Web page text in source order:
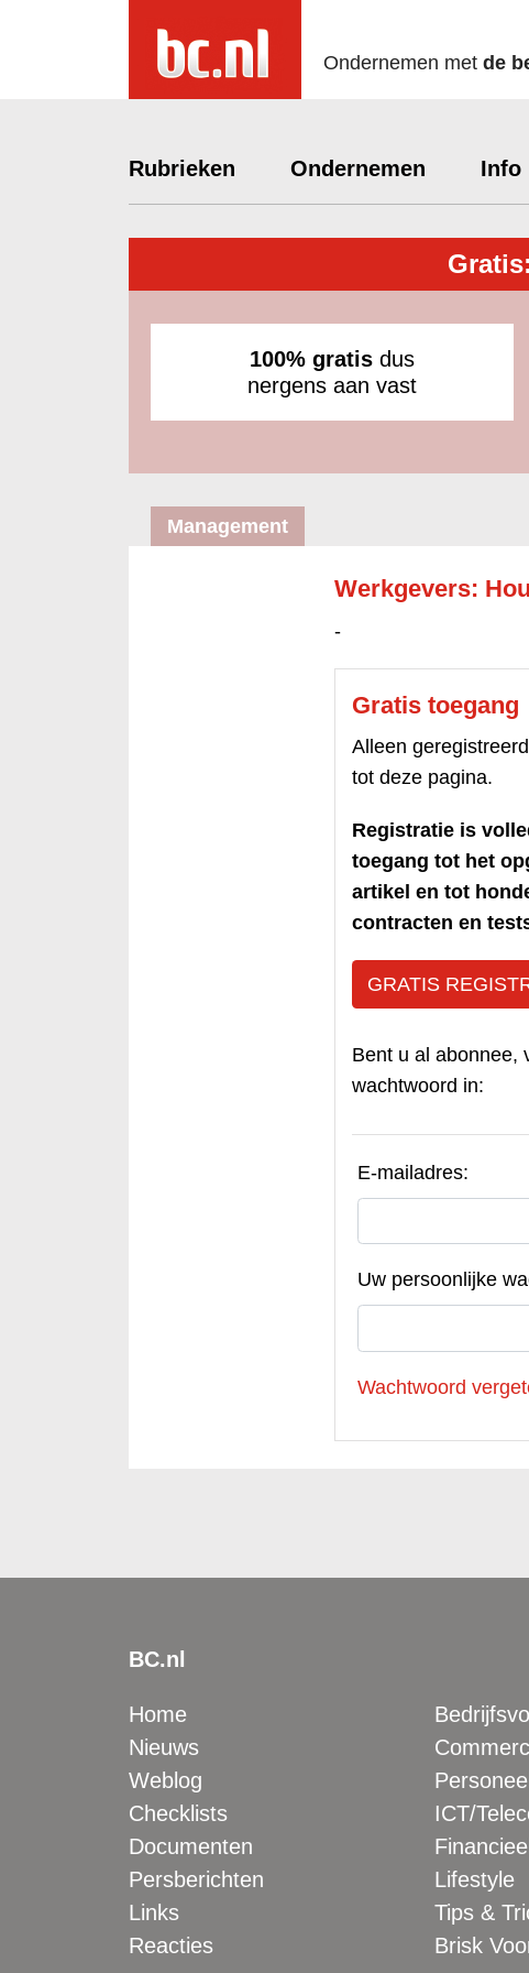
Ondernemen met de
Rubrieken Ondernemen Info
Gratis:
100% gratis dus
nergens aan vast
Management
Werkgevers:
-
Gratis toegang
Alleen
tot deze pagina.
Registratie is
toegang tot het
artikel en tot
contracten en
GRATIS
Bent u al abonnee,
wachtwoord in:
E-mailadres:
Uw persoonlijke
Wachtwoord
BC.nl
Home
Nieuws
Weblog
Checklists
Documenten
Persberichten
Links
Reacties
Personeel
ICT/
Financieel
Lifestyle
Tips &
Brisk